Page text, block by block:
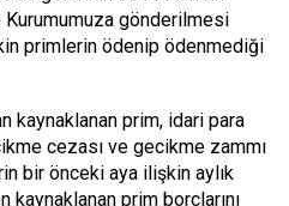
gönderilmesi
primlerin ödenip ödenmediği
kaynaklanan prim, idari para
cezası ve gecikme zammı
bir önceki aya ilişkin aylık
prim borçlarını